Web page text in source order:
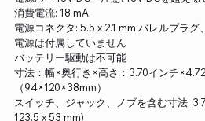
消費電流: 18 mA
電源コネクタ: 5.5 x 2.1 mm バレルプラグ
電源は付属していません
バッテリー駆動は不可能
寸法：幅×奥行き×高さ：3.70インチ
（94×120×38mm）
スイッチ、ジャック、ノブを含む寸法:
123.5 x 53 mm)